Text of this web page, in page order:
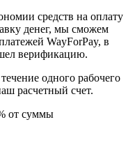
средств на оплату
денег, мы сможем
WayForPay, в
верификацию.
одного рабочего
расчетный счет.
от суммы